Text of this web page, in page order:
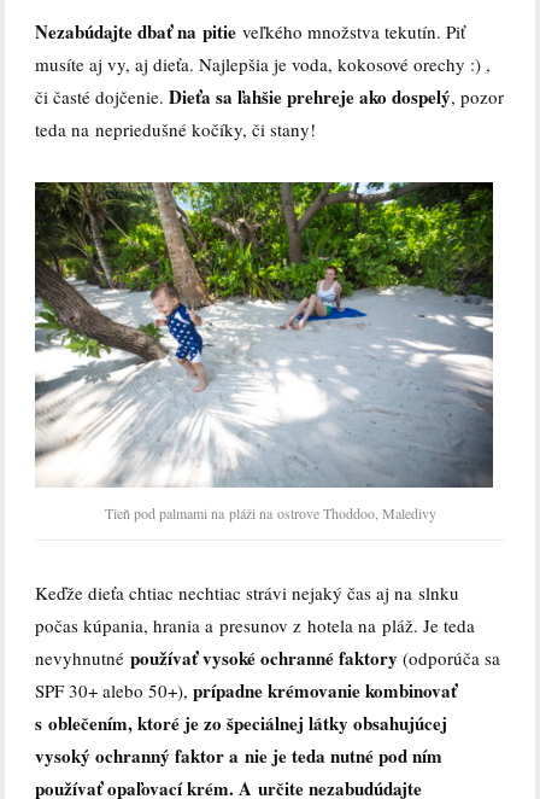
Nezabúdajte dbať na pitie veľkého množstva tekutín. Piť
musíte aj vy, aj dieťa. Najlepšia je voda, kokosové orechy :) ,
či časté dojčenie.Dieťa sa ľahšie prehreje ako dospelý, pozor
teda na nepriedušné kočíky, či stany!
Tieň pod palmami na pláži na ostrove Thoddoo, Maledivy
Keďže dieťa chtiac nechtiac strávi nejaký čas aj na slnku
počas kúpania, hrania a presunov z hotela na pláž. Je teda
nevyhnutnépoužívať vysoké ochranné faktory (odporúča sa
SPF 30+ alebo 50+),prípadne krémovanie kombinovať
s oblečením, ktoré je zo špeciálnej látky obsahujúcej
vysoký ochranný faktor a nie je teda nutné pod ním
používať opaľovací krém. A určite nezabudúdajte